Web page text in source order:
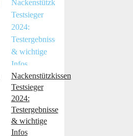
Nackenstützkissen
Testsieger
2024:
Testergebnisse
& wichtige
Infos